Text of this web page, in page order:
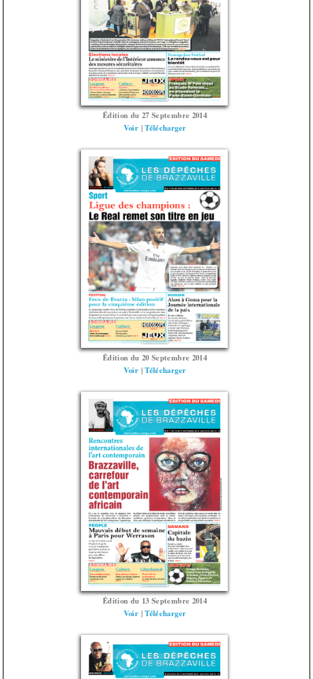
Édition du 27 Septembre 2014
Voir |Télécharger
Édition du 20 Septembre 2014
Voir |Télécharger
Édition du 13 Septembre 2014
Voir |Télécharger